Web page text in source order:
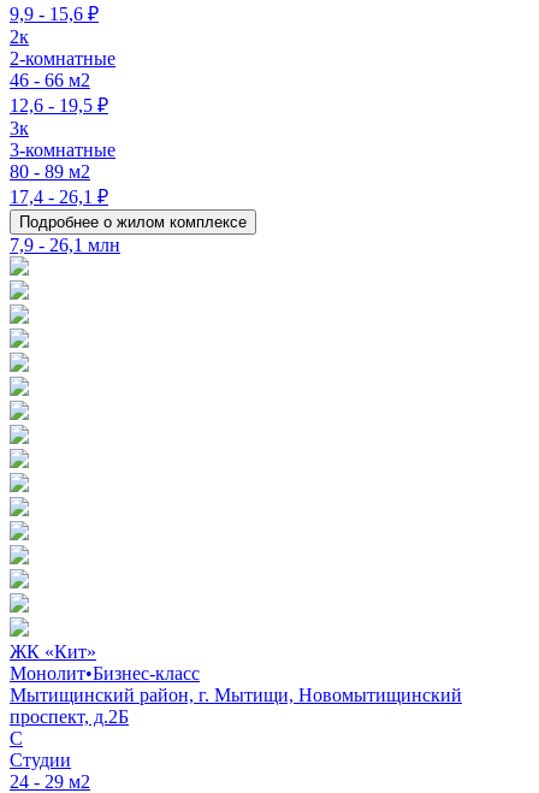
9,9 - 15,6 ₽
2к
2-комнатные
46 - 66 м2
12,6 - 19,5 ₽
3к
3-комнатные
80 - 89 м2
17,4 - 26,1 ₽
Подробнее о жилом комплексе
7,9 - 26,1 млн
ЖК «Кит»
Монолит•Бизнес-класс
Мытищинский район, г. Мытищи, Новомытищинский
проспект, д.2Б
C
Студии
24 - 29 м2